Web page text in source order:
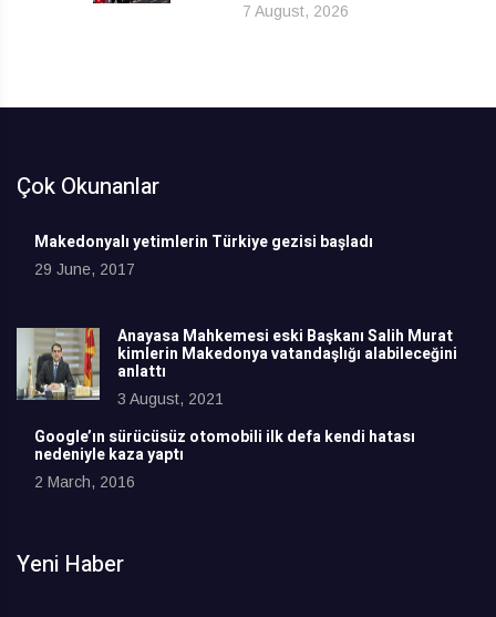
7 August, 2026
Çok Okunanlar
Makedonyalı yetimlerin Türkiye gezisi başladı
29 June, 2017
Anayasa Mahkemesi eski Başkanı Salih Murat
kimlerin Makedonya vatandaşlığı alabileceğini
anlattı
3 August, 2021
Google’ın sürücüsüz otomobili ilk defa kendi hatası
nedeniyle kaza yaptı
2 March, 2016
Yeni Haber